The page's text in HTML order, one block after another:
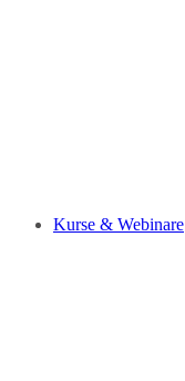
Kurse & Webinare